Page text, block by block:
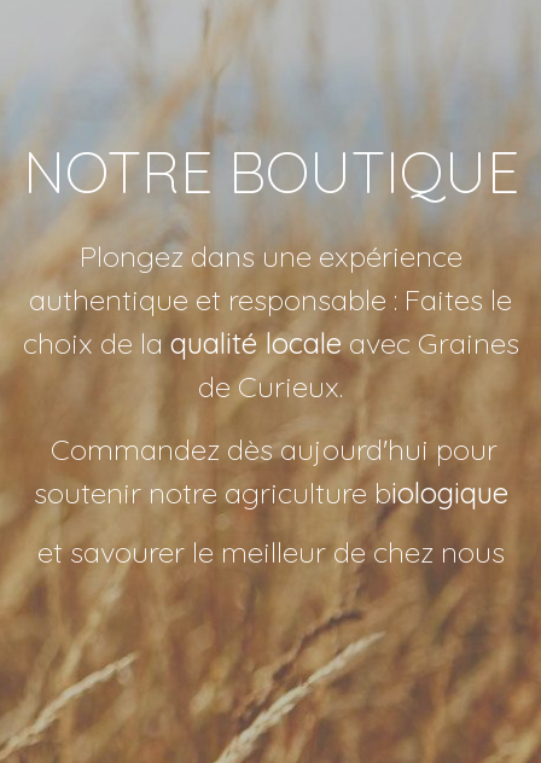
NOTRE BOUTIQUE
Plongez dans une expérience
authentique et responsable : Faites le
choix de la qualité localeavec Graines
de Curieux.
Commandez dès aujourd'hui pour
soutenir notre agriculture biologique
et savourer le meilleur de chez nous